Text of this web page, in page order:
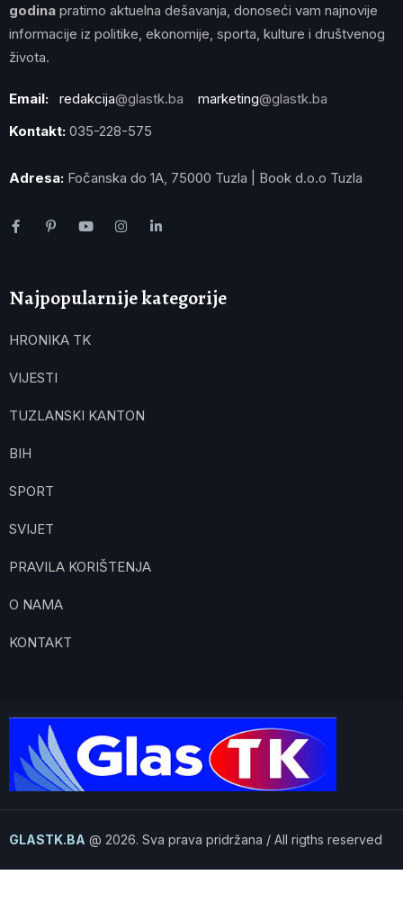
godina pratimo aktuelna dešavanja, donoseći vam najnovije
informacije iz politike, ekonomije, sporta, kulture i društvenog
života.
Email: redakcija@glastk.ba marketing@glastk.ba
Kontakt: 035-228-575
Adresa: Fočanska do 1A, 75000 Tuzla | Book d.o.o Tuzla
Najpopularnije kategorije
HRONIKA TK
VIJESTI
TUZLANSKI KANTON
BIH
SPORT
SVIJET
PRAVILA KORIŠTENJA
O NAMA
KONTAKT
GLASTK.BA @ 2026. Sva prava pridržana / All rigths reserved